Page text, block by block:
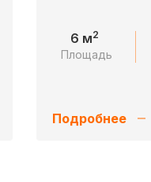
6 м2
Площадь
Подробнее